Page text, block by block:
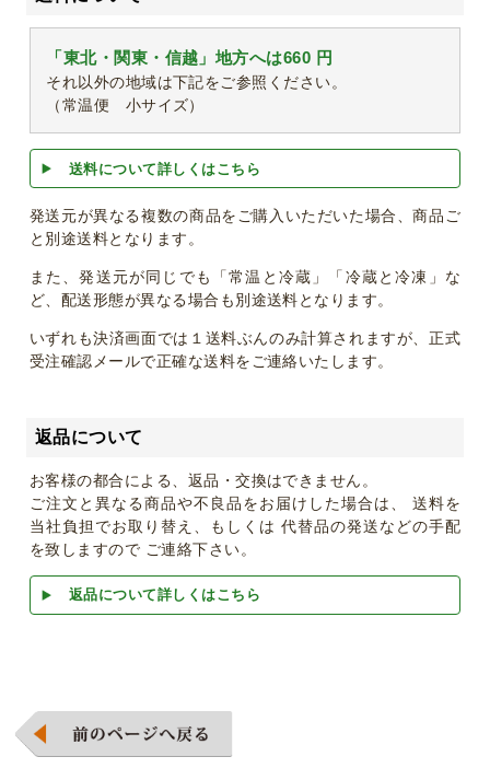
「東北・関東・信越」地方へは660 円
それ以外の地域は下記をご参照ください。
（常温便 小サイズ）
送料について詳しくはこちら
発送元が異なる複数の商品をご購入いただいた場合、商品ご
と別途送料となります。
また、発送元が同じでも「常温と冷蔵」「冷蔵と冷凍」な
ど、配送形態が異なる場合も別途送料となります。
いずれも決済画面では１送料ぶんのみ計算されますが、正式
受注確認メールで正確な送料をご連絡いたします。
返品について
お客様の都合による、返品・交換はできません。
ご注文と異なる商品や不良品をお届けした場合は、 送料を
当社負担でお取り替え、もしくは 代替品の発送などの手配
を致しますので ご連絡下さい。
返品について詳しくはこちら